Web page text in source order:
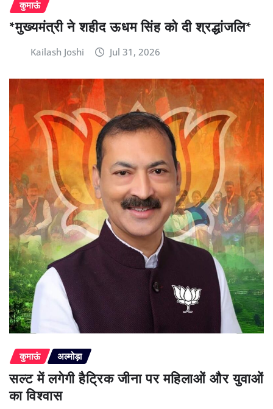
कुमाऊं
*मुख्यमंत्री ने शहीद ऊधम सिंह को दी श्रद्धांजलि*
Kailash Joshi Jul 31, 2026
कुमाऊं अल्मोड़ा
सल्ट में लगेगी हैट्रिक जीना पर महिलाओं और युवाओं
का विश्वास